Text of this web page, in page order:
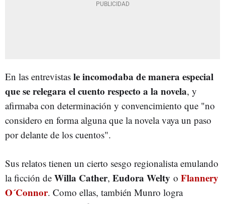
En las entrevistas le incomodaba de manera especial
que se relegara el cuento respecto a la novela, y
afirmaba con determinación y convencimiento que "no
considero en forma alguna que la novela vaya un paso
por delante de los cuentos".
Sus relatos tienen un cierto sesgo regionalista emulando
la ficción de Willa Cather, Eudora Welty o Flannery
O´Connor. Como ellas, también Munro logra